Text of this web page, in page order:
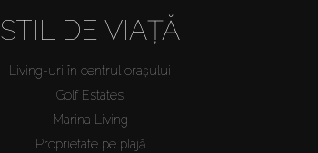
STIL DE VIAȚĂ
Living-uri în centrul orașului
Golf Estates
Marina Living
Proprietate pe plajă